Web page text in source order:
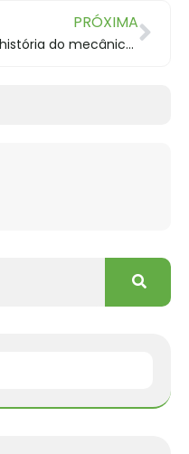
PRÓXIMA
A história do mecânico de bicicletas que fugiu da Síria por causa da guerra